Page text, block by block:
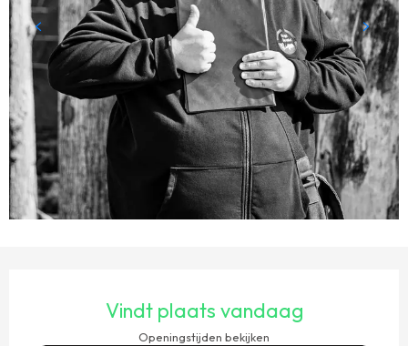
Vindt plaats vandaag
Openingstijden bekijken